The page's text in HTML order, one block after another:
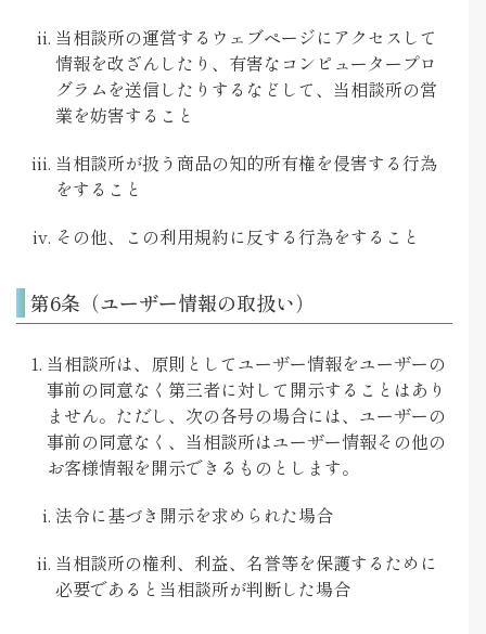
当相談所の運営するウェブページにアクセスして
情報を改ざんしたり、有害なコンピュータープロ
グラムを送信したりするなどして、当相談所の営
業を妨害すること
当相談所が扱う商品の知的所有権を侵害する行為
をすること
その他、この利用規約に反する行為をすること
第6条（ユーザー情報の取扱い）
当相談所は、原則としてユーザー情報をユーザーの
事前の同意なく第三者に対して開示することはあり
ません。ただし、次の各号の場合には、ユーザーの
事前の同意なく、当相談所はユーザー情報その他の
お客様情報を開示できるものとします。
法令に基づき開示を求められた場合
当相談所の権利、利益、名誉等を保護するために
必要であると当相談所が判断した場合